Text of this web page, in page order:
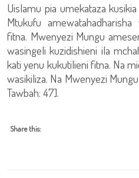
Uislamu pia umekataza
Mtukufu
fitna. Mwenyezi Mungu
wasingeli kuzidishieni ila
kati yenu kukutilieni fitna. Na
wasikiliza. Na Mwenyezi
Tawbah: 47].
Share this: